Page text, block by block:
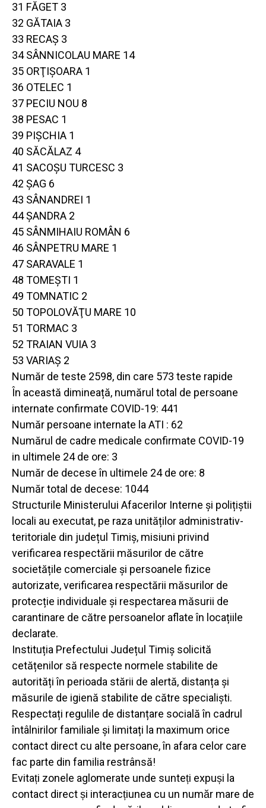
31 FĂGET 3
32 GĂTAIA 3
33 RECAŞ 3
34 SÂNNICOLAU MARE 14
35 ORŢIŞOARA 1
36 OTELEC 1
37 PECIU NOU 8
38 PESAC 1
39 PIŞCHIA 1
40 SĂCĂLAZ 4
41 SACOŞU TURCESC 3
42 ŞAG 6
43 SÂNANDREI 1
44 ŞANDRA 2
45 SÂNMIHAIU ROMÂN 6
46 SÂNPETRU MARE 1
47 SARAVALE 1
48 TOMEŞTI 1
49 TOMNATIC 2
50 TOPOLOVĂŢU MARE 10
51 TORMAC 3
52 TRAIAN VUIA 3
53 VARIAŞ 2
Număr de teste 2598, din care 573 teste rapide
În această dimineață, numărul total de persoane
internate confirmate COVID-19: 441
Număr persoane internate la ATI : 62
Numărul de cadre medicale confirmate COVID-19
in ultimele 24 de ore: 3
Număr de decese în ultimele 24 de ore: 8
Număr total de decese: 1044
Structurile Ministerului Afacerilor Interne și polițiștii
locali au executat, pe raza unităților administrativ-
teritoriale din județul Timiș, misiuni privind
verificarea respectării măsurilor de către
societățile comerciale și persoanele fizice
autorizate, verificarea respectării măsurilor de
protecție individuale și respectarea măsurii de
carantinare de către persoanelor aflate în locațiile
declarate.
Instituția Prefectului Județul Timiș solicită
cetățenilor să respecte normele stabilite de
autorități în perioada stării de alertă, distanța și
măsurile de igienă stabilite de către specialiști.
Respectați regulile de distanțare socială în cadrul
întâlnirilor familiale și limitați la maximum orice
contact direct cu alte persoane, în afara celor care
fac parte din familia restrânsă!
Evitați zonele aglomerate unde sunteți expuși la
contact direct și interacțiunea cu un număr mare de